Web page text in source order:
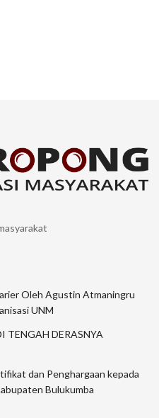
Oleh Agustin Atmaningru
UNM
TENGAH DERASNYA
dan Penghargaan kepada
Bulukumba